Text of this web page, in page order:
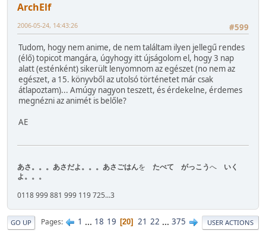
ArchElf
#599
2006-05-24, 14:43:26
Tudom, hogy nem anime, de nem találtam ilyen jellegű rendes
(élő) topicot mangára, úgyhogy itt újságolom el, hogy 3 nap
alatt (esténként) sikerült lenyomnom az egészet (no nem az
egészet, a 15. könyvből az utolsó történetet már csak
átlapoztam)... Amúgy nagyon teszett, és érdekelne, érdemes
megnézni az animét is belőle?
AE
あさ。。。あさだよ。。。あさごはんを たべて がっこうへ いく
よ。。。
0118 999 881 999 119 725...3
GO UP Pages 1 ... 18 19 20 21 22 ... 375 USER ACTIONS